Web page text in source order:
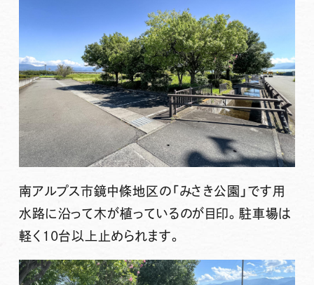
南アルプス市鏡中條地区の 「みさき公園」 です用
水路に沿って木が植っているのが目印。駐車場は
軽く10台以上止められます。